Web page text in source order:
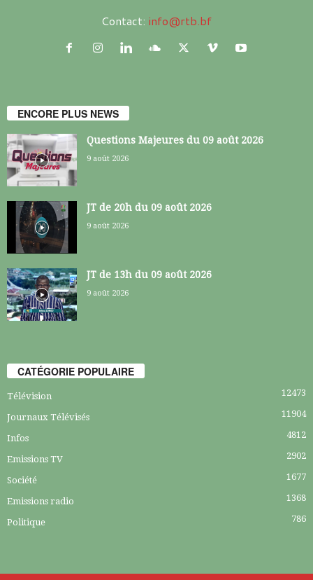
Contact: info@rtb.bf
ENCORE PLUS NEWS
Questions Majeures du 09 août 2026
9 août 2026
JT de 20h du 09 août 2026
9 août 2026
JT de 13h du 09 août 2026
9 août 2026
CATÉGORIE POPULAIRE
Télévision 12473
Journaux Télévisés 11904
Infos 4812
Emissions TV 2902
Société 1677
Emissions radio 1368
Politique 786